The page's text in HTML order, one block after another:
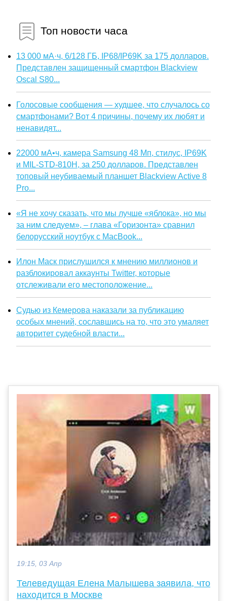
Топ новости часа
13 000 мА·ч, 6/128 ГБ, IP68/IP69K за 175 долларов.
Представлен защищенный смартфон Blackview
Oscal S80...
Голосовые сообщения — худшее, что случалось со
смартфонами? Вот 4 причины, почему их любят и
ненавидят...
22000 мА•ч, камера Samsung 48 Мп, стилус, IP69K
и MIL-STD-810H, за 250 долларов. Представлен
топовый неубиваемый планшет Blackview Active 8
Pro...
«Я не хочу сказать, что мы лучше «яблока», но мы
за ним следуем», – глава «Горизонта» сравнил
белорусский ноутбук с MacBook...
Илон Маск прислушился к мнению миллионов и
разблокировал аккаунты Twitter, которые
отслеживали его местоположение...
Судью из Кемерова наказали за публикацию
особых мнений, сославшись на то, что это умаляет
авторитет судебной власти...
19:15, 03 Апр
Телеведущая Елена Малышева заявила, что
находится в Москве